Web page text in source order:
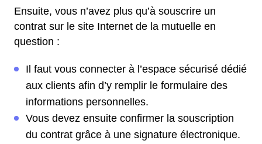
Ensuite, vous n’avez plus qu’à souscrire un
contrat sur le site Internet de la mutuelle en
question :
Il faut vous connecter à l’espace sécurisé dédié
aux clients afin d’y remplir le formulaire des
informations personnelles.
Vous devez ensuite confirmer la souscription
du contrat grâce à une signature électronique.